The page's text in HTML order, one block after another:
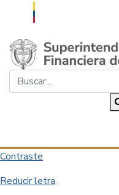
Saltar al contenido principal
Contraste
Reducir letra